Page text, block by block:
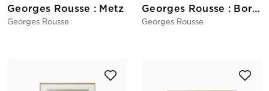
Georges Rousse : Metz
Georges Rousse
Georges Rousse : Bordeaux (noir)
Georges Rousse